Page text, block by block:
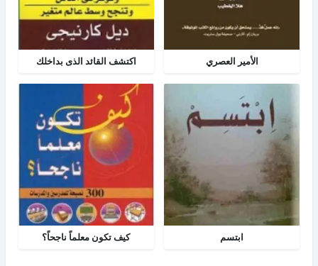
الأمير العصري اكتشف القائد الذى بداخلك
ابتسم كيف تكون معلماً ناجحاً؟